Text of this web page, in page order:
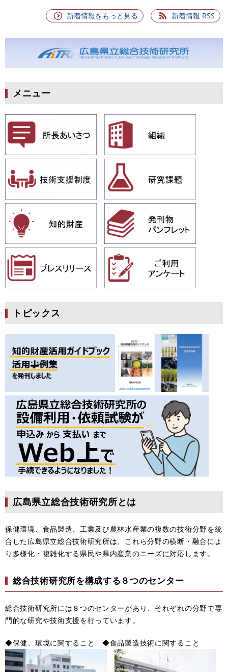
新着情報をもっと見る 新着情報 RSS
メニュー
トピックス
広島県立総合技術研究所とは
保健環境、食品製造、工業及び農林水産業の複数の技術分野を統
合した広島県立総合技術研究所は、これら分野の横断・融合によ
り多様化・複雑化する県民や県内産業のニーズに対応します。
総合技術研究所を構成する８つのセンター
総合技術研究所には８つのセンターがあり、それぞれの分野で専
門的な研究や技術支援を行っています。
◆保健、環境に関すること ◆食品製造技術に関すること